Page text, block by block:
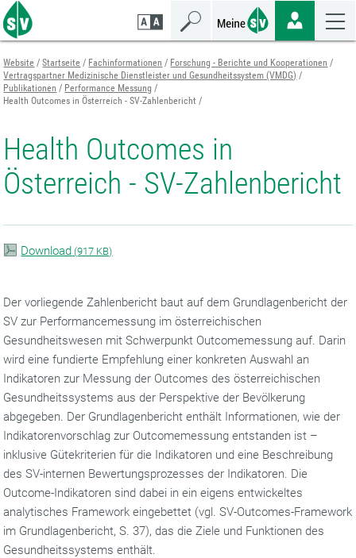
Zum
Seiteninhalt
springen
Zur
Navigation
springen
Zur
Mobilen
Navigation
springen
Website Startseite Fachinformationen
Forschung - Berichte und Kooperationen
Vertragspartner Medizinische Dienstleister und Gesundheitssystem (VMDG)
Publikationen
Performance Messung
Health Outcomes in Österreich - SV-Zahlenbericht
Health Outcomes in
Österreich - SV-Zahlenbericht
Download (917 KB)
Der vorliegende Zahlenbericht baut auf dem Grundlagenbericht der
SV zur Performancemessung im österreichischen
Gesundheitswesen mit Schwerpunkt Outcomemessung auf. Darin
wird eine fundierte Empfehlung einer konkreten Auswahl an
Indikatoren zur Messung der Outcomes des österreichischen
Gesundheitssystems aus der Perspektive der Bevölkerung
abgegeben. Der Grundlagenbericht enthält Informationen, wie der
Indikatorenvorschlag zur Outcomemessung entstanden ist –
inklusive Gütekriterien für die Indikatoren und eine Beschreibung
des SV-internen Bewertungsprozesses der Indikatoren. Die
Outcome-Indikatoren sind dabei in ein eigens entwickeltes
analytisches Framework eingebettet (vgl. SV-Outcomes-Framework
im Grundlagenbericht, S. 37), das die Ziele und Funktionen des
Gesundheitssystems enthält.